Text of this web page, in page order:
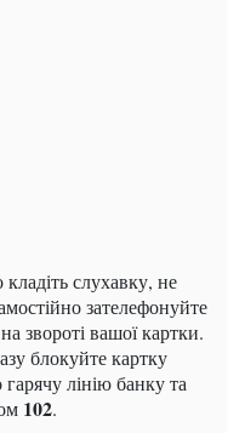
слухавку, не
зателефонуйте
звороті вашої картки.
блокуйте картку
лінію банку та
102.